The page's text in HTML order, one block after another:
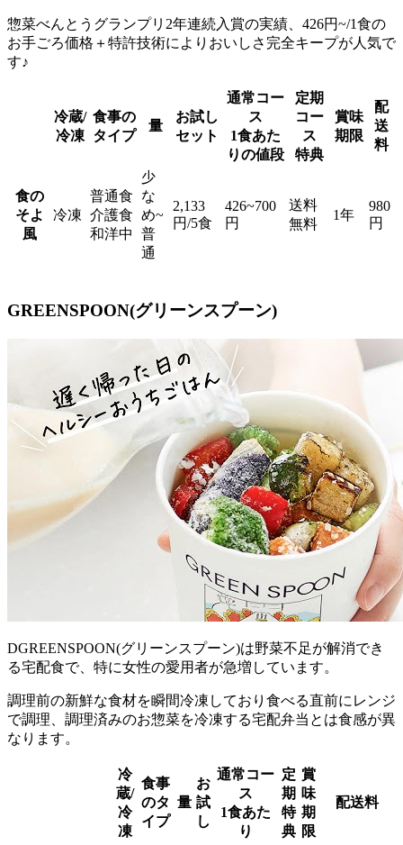
惣菜べんとうグランプリ2年連続入賞の実績、426円~/1食の
お手ごろ価格＋特許技術によりおいしさ完全キープが人気で
す♪
冷蔵/
冷凍
食事の
タイプ
量
お試し
セット
通常コー
ス
1食あた
りの値段
定期
コー
ス
特典
賞味
期限
配
送
料
食の
そよ
風
冷凍
普通食
介護食
和洋中
少
な
め~
普
通
2,133
円/5食
426~700
円
送料
無料
1年
980
円
GREENSPOON(グリーンスプーン)
DGREENSPOON(グリーンスプーン)は野菜不足が解消でき
る宅配食で、特に女性の愛用者が急増 しています。
調理前の新鮮な食材を瞬間冷凍しており食べる直前にレンジ
で調理、調理済みのお惣菜を冷凍する宅配弁当とは食感が異
なります。
冷
蔵/
冷
凍
食事
のタ
イプ
量
お
試
し
通常コー
ス
1食あた
り
定
期
特
典
賞
味
期
限
配送料